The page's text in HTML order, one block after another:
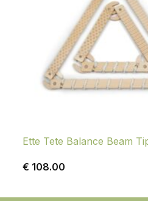
Ette Tete Balance Beam
€ 108.00